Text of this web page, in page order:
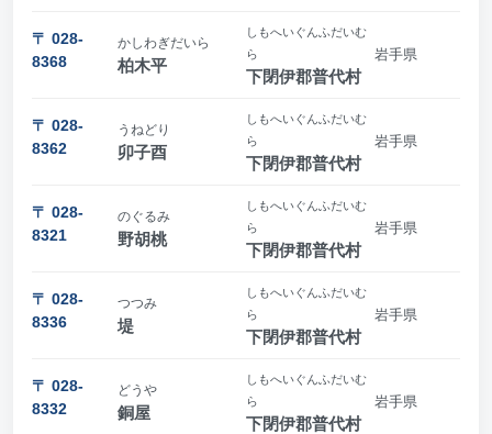
〒 028-
8368
かしわぎだいら
柏木平
しもへいぐんふだいむ
ら
下閉伊郡普代村
岩手県
〒 028-
8362
うねどり
卯子酉
しもへいぐんふだいむ
ら
下閉伊郡普代村
岩手県
〒 028-
8321
のぐるみ
野胡桃
しもへいぐんふだいむ
ら
下閉伊郡普代村
岩手県
〒 028-
8336
つつみ
堤
しもへいぐんふだいむ
ら
下閉伊郡普代村
岩手県
〒 028-
8332
どうや
銅屋
しもへいぐんふだいむ
ら
下閉伊郡普代村
岩手県